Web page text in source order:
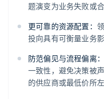
题演变为业务失败或
更可靠的资源配置：
投向具有可衡量业务
防范偏见与流程偏离：
一致性，避免决策被
的供应商或最低价所左